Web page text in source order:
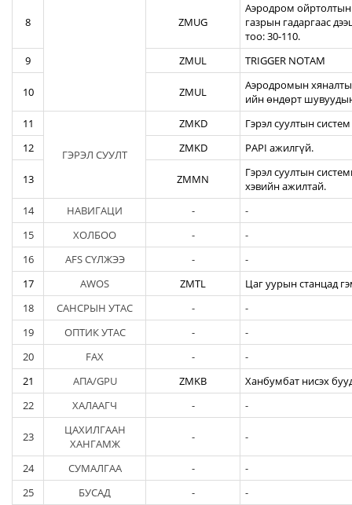
8 ZMUG
Аэродром ойртолтын
газрын гадаргаас
тоо: 30-110.
9
ZMUL TRIGGER NOTAM
10 ZMUL
Аэродромын
ийн өндөрт
11
ГЭРЭЛ СУУЛТ
ZMKD
Гэрэл суултын
12
ZMKD PAPI ажилгүй.
13 ZMMN
Гэрэл суултын
хэвийн ажилтай.
14
НАВИГАЦИ -
-
15
ХОЛБОО -
-
16
AFS СҮЛЖЭЭ -
-
17
AWOS ZMTL
Цаг уурын станцад
18
САНСРЫН УТАС -
-
19
ОПТИК УТАС -
-
20
FAX -
-
21
АПА/GPU ZMKB
Ханбумбат нисэх
22
ХАЛААГЧ - -
23
ЦАХИЛГААН
ХАНГАМЖ
- -
24 СУМАЛГАА -
-
25
БУСАД -
-